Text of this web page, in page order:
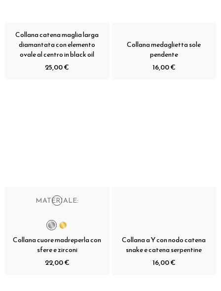
Collana catena maglia larga
diamantata con elemento
ovale al centro in black oil
25,00 €
Collana medaglietta sole
pendente
16,00 €
MATERIALE:
Collana cuore madreperla con
sfere e zirconi
22,00 €
Collana a Y con nodo catena
snake e catena serpentine
16,00 €